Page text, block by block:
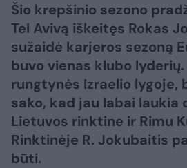
Šio krepšinio sezono
Tel Avivą iškeitęs Rokas
sužaidė karjeros sezoną
buvo vienas klubo
rungtynės Izraelio lygoje,
sako, kad jau labai laukia
Lietuvos rinktine ir Rimu
Rinktinėje R. Jokubaitis
būti.